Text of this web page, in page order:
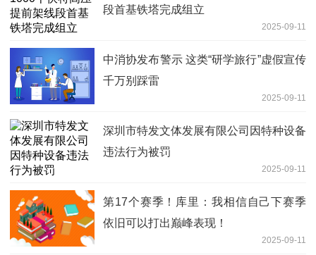
段首基铁塔完成组立
2025-09-11
中消协发布警示 这类“研学旅行”虚假宣传
千万别踩雷
2025-09-11
深圳市特发文体发展有限公司因特种设备
违法行为被罚
2025-09-11
第17个赛季！库里：我相信自己下赛季
依旧可以打出巅峰表现！
2025-09-11